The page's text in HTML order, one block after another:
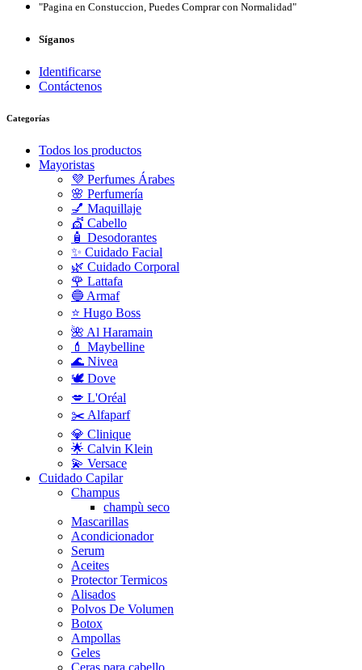
"Pagina en Constuccion, Puedes Comprar con Normalidad"
Síganos
Identificarse
Contáctenos
Categorías
Todos los productos
Mayoristas
💜 Perfumes Árabes
🌸 Perfumería
💅 Maquillaje
💇 Cabello
🧴 Desodorantes
✨ Cuidado Facial
🌿 Cuidado Corporal
🌹 Lattafa
🔵 Armaf
⭐ Hugo Boss
🌺 Al Haramain
💄 Maybelline
🌊 Nivea
🕊️ Dove
💋 L'Oréal
✂️ Alfaparf
💎 Clinique
🌟 Calvin Klein
💫 Versace
Cuidado Capilar
Champus
champù seco
Mascarillas
Acondicionador
Serum
Aceites
Protector Termicos
Alisados
Polvos De Volumen
Botox
Ampollas
Geles